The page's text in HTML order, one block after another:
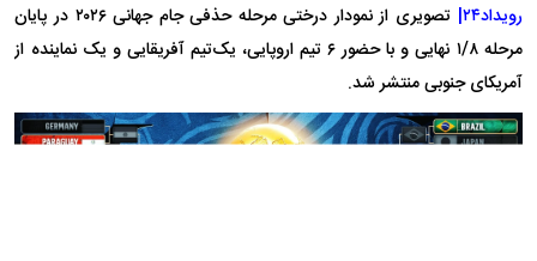
رویداد۲۴|
تصویری از نمودار درختی مرحله حذفی جام جهانی ۲۰۲۶ در پایان
مرحله ۱/۸ نهایی و با حضور ۶ تیم اروپایی، یک‌تیم آفریقایی و یک نماینده از
آمریکای جنوبی منتشر شد.